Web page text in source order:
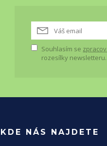
Souhlasím se
rozesílky newsletteru.
KDE NÁS NAJDETE